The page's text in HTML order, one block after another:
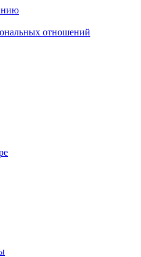
отношений